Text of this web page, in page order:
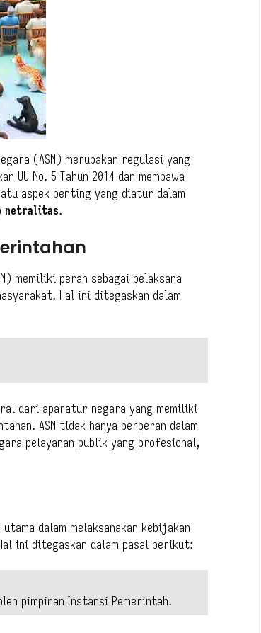
(ASN) merupakan regulasi yang
UU No. 5 Tahun 2014 dan membawa
aspek penting yang diatur dalam
netralitas.
memiliki peran sebagai pelaksana
Hal ini ditegaskan dalam
dari aparatur negara yang memiliki
ASN tidak hanya berperan dalam
pelayanan publik yang profesional,
dalam melaksanakan kebijakan
ini ditegaskan dalam pasal berikut:
pimpinan Instansi Pemerintah.